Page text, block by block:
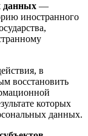
данных —
иностранного
в
восстановить
которых
данных.